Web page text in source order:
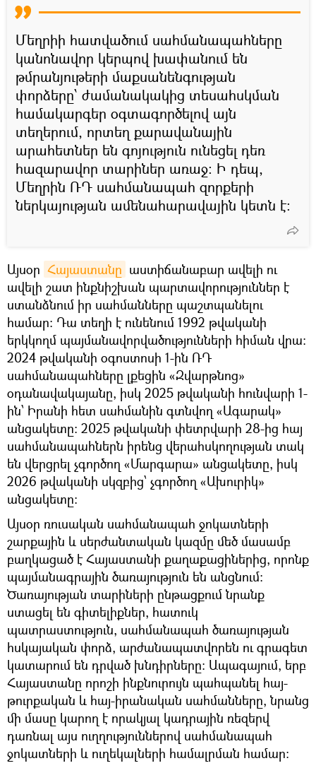
Մեղրիի հատվածում սահմանապահները
կանոնավոր կերպով խափանում են
թմրանյութերի մաքսանենգության
փորձերը՝ ժամանակակից տեսահսկման
համակարգեր օգտագործելով այն
տեղերում, որտեղ քարավանային
արահետներ են գոյություն ունեցել դեռ
հազարավոր տարիներ առաջ։ Ի դեպ,
Մեղրին ՌԴ սահմանապահ զորքերի
ներկայության ամենահարավային կետն է։
Այսօր Հայաստանը աստիճանաբար ավելի ու
ավելի շատ ինքնիշխան պարտավորություններ է
ստանձնում իր սահմանները պաշտպանելու
համար։ Դա տեղի է ունենում 1992 թվականի
երկկողմ պայմանավորվածությունների հիման վրա։
2024 թվականի օգոստոսի 1-ին ՌԴ
սահմանապահները լքեցին «Զվարթնոց»
օդանավակայանը, իսկ 2025 թվականի հունվարի 1-
ին՝ Իրանի հետ սահմանին գտնվող «Ագարակ»
անցակետը։ 2025 թվականի փետրվարի 28-ից հայ
սահմանապահներն իրենց վերահսկողության տակ
են վերցրել չգործող «Մարգարա» անցակետը, իսկ
2026 թվականի սկզբից՝ չգործող «Ախուրիկ»
անցակետը։
Այսօր ռուսական սահմանապահ ջոկատների
շարքային և սերժանտական կազմը մեծ մասամբ
բաղկացած է Հայաստանի քաղաքացիներից, որոնք
պայմանագրային ծառայություն են անցնում։
Ծառայության տարիների ընթացքում նրանք
ստացել են գիտելիքներ, հատուկ
պատրաստություն, սահմանապահ ծառայության
հսկայական փորձ, արժանապատվորեն ու գրագետ
կատարում են դրված խնդիրները։ Ապագայում, երբ
Հայաստանը որոշի ինքնուրույն պահպանել հայ-
թուրքական և հայ-իրանական սահմանները, նրանց
մի մասը կարող է որակյալ կադրային ռեզերվ
դառնալ այս ուղղություններով սահմանապահ
ջոկատների և ուղեկալների համալրման համար։